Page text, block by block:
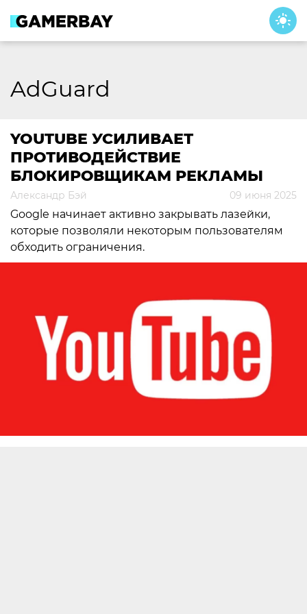
content
AdGuard
YOUTUBE УСИЛИВАЕТ
ПРОТИВОДЕЙСТВИЕ
БЛОКИРОВЩИКАМ РЕКЛАМЫ
Александр Бэй 09 июня 2025
Google начинает активно закрывать лазейки,
которые позволяли некоторым пользователям
обходить ограничения.